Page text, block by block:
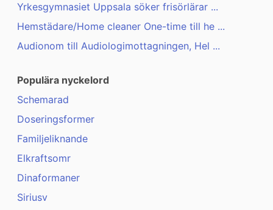
Yrkesgymnasiet Uppsala söker frisörlärar ...
Hemstädare/Home cleaner One-time till he ...
Audionom till Audiologimottagningen, Hel ...
Populära nyckelord
Schemarad
Doseringsformer
Familjeliknande
Elkraftsomr
Dinaformaner
Siriusv